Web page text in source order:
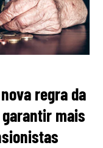
regra da
mais